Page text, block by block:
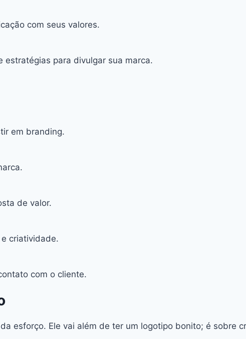
com seus valores.
para divulgar sua marca.
em branding.
de valor.
criatividade.
com o cliente.
esforço. Ele vai além de ter um logotipo bonito; é sobre